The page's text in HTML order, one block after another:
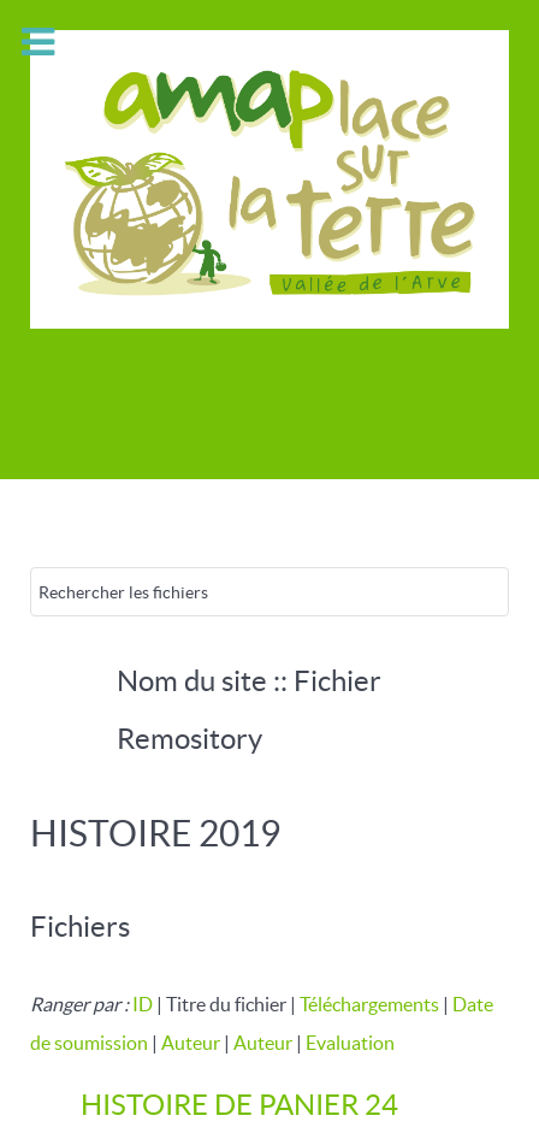
Nom du site :: Fichier
Remository
HISTOIRE 2019
Fichiers
Ranger par :ID | Titre du fichier | Téléchargements | Date
de soumission | Auteur | Auteur | Evaluation
HISTOIRE DE PANIER 24